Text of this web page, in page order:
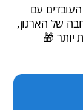
עם
של הארגון,
יותר 🎁